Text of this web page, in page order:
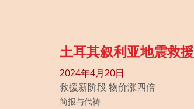
土耳其叙利亚地震救援
2024年4月20日
救援新阶段 物价涨四倍
简报与代祷